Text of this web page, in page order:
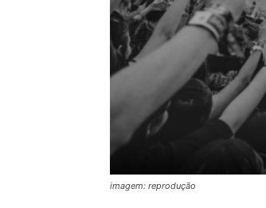
imagem: reprodução